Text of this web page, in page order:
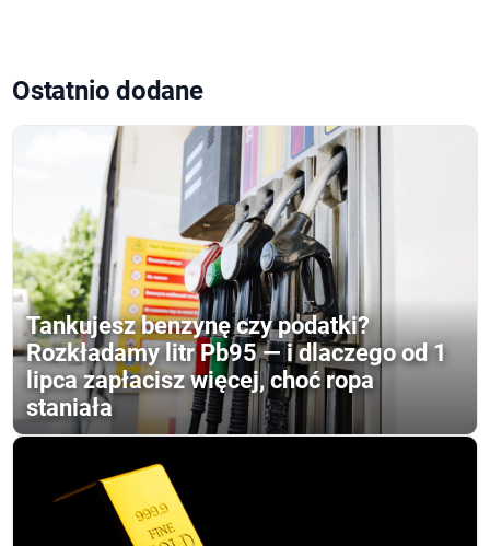
Ostatnio dodane
Tankujesz benzynę czy podatki?
Rozkładamy litr Pb95 — i dlaczego od 1
lipca zapłacisz więcej, choć ropa
staniała